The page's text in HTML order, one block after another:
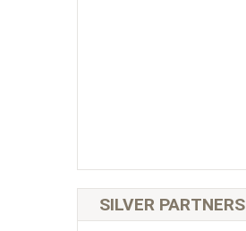
SILVER PARTNERS